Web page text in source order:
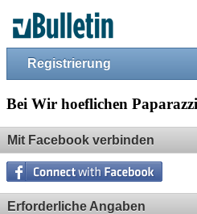
Registrierung
Bei Wir hoeflichen
Mit Facebook verbinden
Erforderliche Angaben